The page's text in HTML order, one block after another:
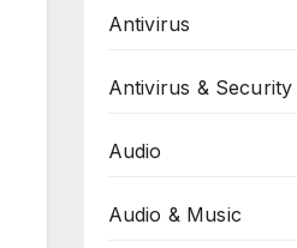
Antivirus
Antivirus & Security
Audio
Audio & Music